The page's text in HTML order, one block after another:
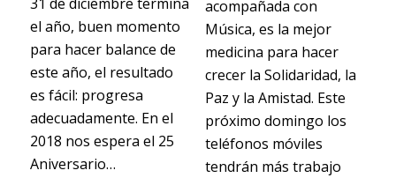
el año, buen momento
para hacer balance de
este año, el resultado
es fácil: progresa
adecuadamente. En el
2018 nos espera el 25
Aniversario…
acompañada con
Música, es la mejor
medicina para hacer
crecer la Solidaridad, la
Paz y la Amistad. Este
próximo domingo los
teléfonos móviles
tendrán más trabajo